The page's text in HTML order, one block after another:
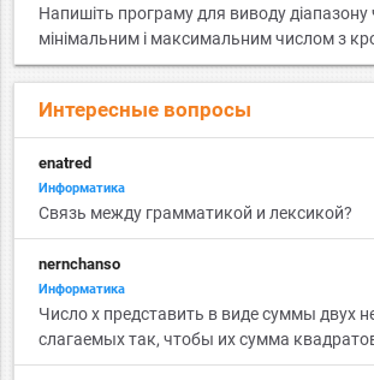
Напишіть програму для виводу діапазону
мінімальним і максимальним числом з
Интересные вопросы
enatred
Информатика
Связь между грамматикой и лексикой?
nernchanso
Информатика
Число х представить в виде суммы двух
слагаемых так, чтобы их сумма